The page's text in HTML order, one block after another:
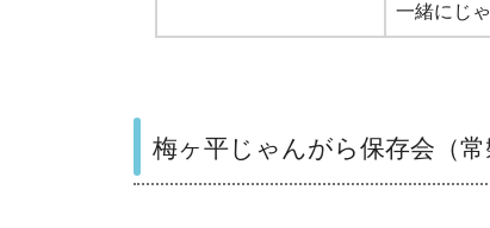
一緒にじ
梅ヶ平じゃんがら保存会（常